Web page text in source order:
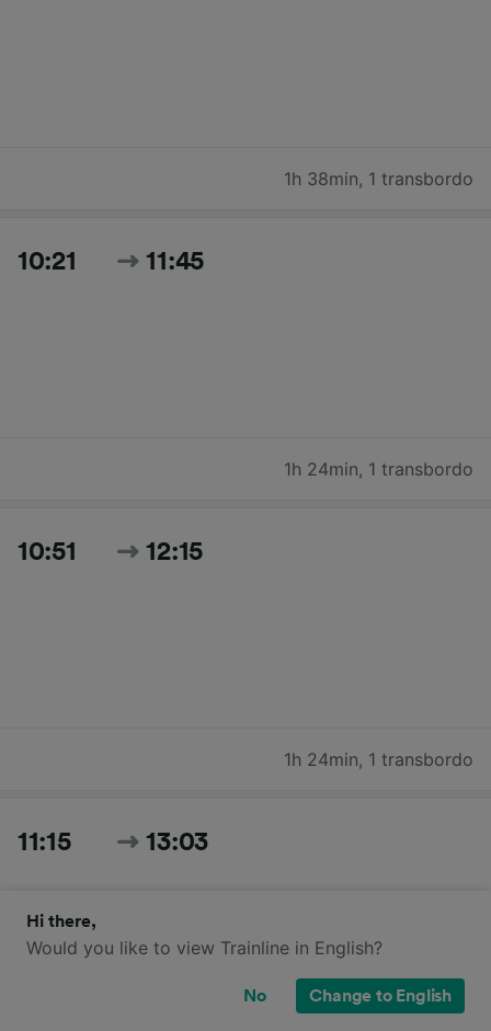
1h 38min, 1 transbordo
10:21 11:45
1h 24min, 1 transbordo
10:51 12:15
1h 24min, 1 transbordo
11:15 13:03
Hi there,
Would you like to view Trainline in English?
No Change to English